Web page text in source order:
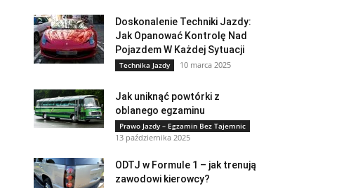
Doskonalenie Techniki Jazdy:
Jak Opanować Kontrolę Nad
Pojazdem W Każdej Sytuacji
Technika Jazdy 10 marca 2025
Jak uniknąć powtórki z
oblanego egzaminu
Prawo Jazdy – Egzamin Bez Tajemnic
13 października 2025
ODTJ w Formule 1 – jak trenują
zawodowi kierowcy?